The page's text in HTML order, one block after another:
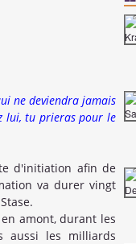
ne deviendra jamais
lui, tu prieras pour le
d'initiation afin de
va durer vingt
amont, durant les
aussi les milliards